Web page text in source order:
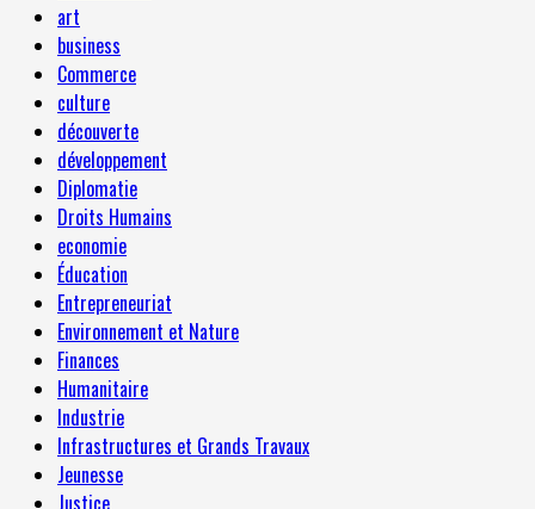
art
business
Commerce
culture
découverte
développement
Diplomatie
Droits Humains
economie
Éducation
Entrepreneuriat
Environnement et Nature
Finances
Humanitaire
Industrie
Infrastructures et Grands Travaux
Jeunesse
Justice